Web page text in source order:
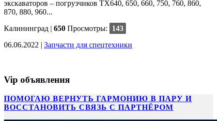
экскаваторов – погрузчиков TX640, 650, 660, 750, 760, 860,
870, 880, 960...
Калининград | 650 Просмотры:
143
06.06.2022 | Запчасти для спецтехники
Vip объявления
ПОМОГАЮ ВЕРНУТЬ ГАРМОНИЮ В ПАРУ И
ВОССТАНОВИТЬ СВЯЗЬ С ПАРТНЁРОМ